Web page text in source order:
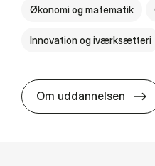
Økonomi og matematik
Innovation og iværksætteri
Om uddannelsen